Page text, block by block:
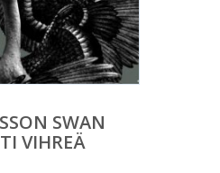
SWAN
VIHREÄ